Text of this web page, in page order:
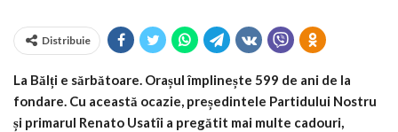
Distribuie
La Bălți e sărbătoare. Orașul împlinește 599 de ani de la
fondare. Cu această ocazie, președintele Partidului Nostru
și primarul Renato Usatîi a pregătit mai multe cadouri,